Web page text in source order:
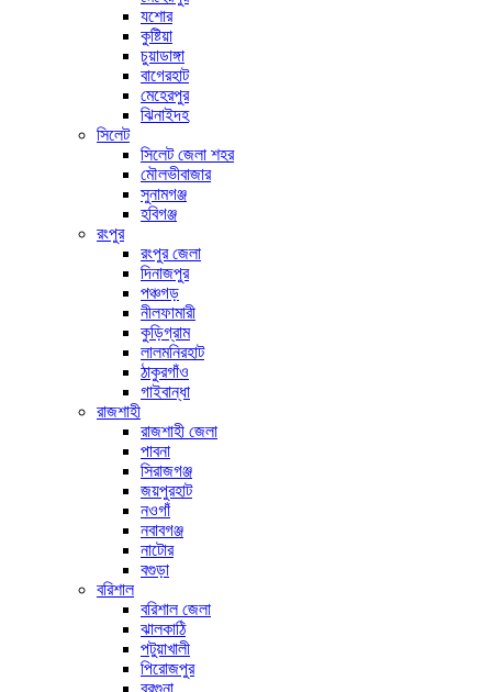
যশোর
কুষ্টিয়া
চুয়াডাঙ্গা
বাগেরহাট
মেহেরপুর
ঝিনাইদহ
সিলেট
সিলেট জেলা শহর
মৌলভীবাজার
সুনামগঞ্জ
হবিগঞ্জ
রংপুর
রংপুর জেলা
দিনাজপুর
পঞ্চগড়
নীলফামারী
কুড়িগ্রাম
লালমনিরহাট
ঠাকুরগাঁও
গাইবান্ধা
রাজশাহী
রাজশাহী জেলা
পাবনা
সিরাজগঞ্জ
জয়পুরহাট
নওগাঁ
নবাবগঞ্জ
নাটোর
বগুড়া
বরিশাল
বরিশাল জেলা
ঝালকাঠি
পটুয়াখালী
পিরোজপুর
বরগুনা